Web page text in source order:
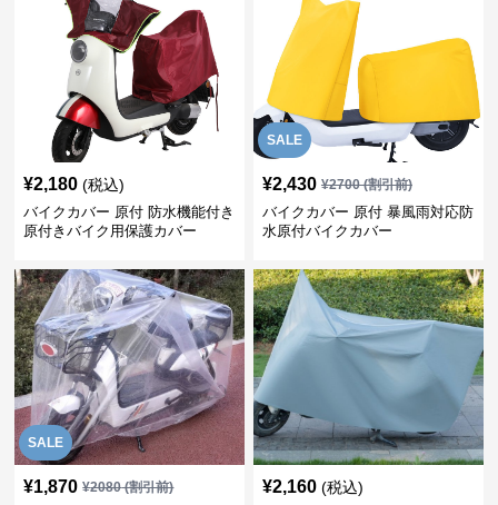
¥2,180 (税込)
バイクカバー 原付 防水機能付き
原付きバイク用保護カバー
SALE
¥2,430 ¥2700(割引前)
バイクカバー 原付 暴風雨対応防
水原付バイクカバー
SALE
¥1,870 ¥2080(割引前) ¥2,160 (税込)